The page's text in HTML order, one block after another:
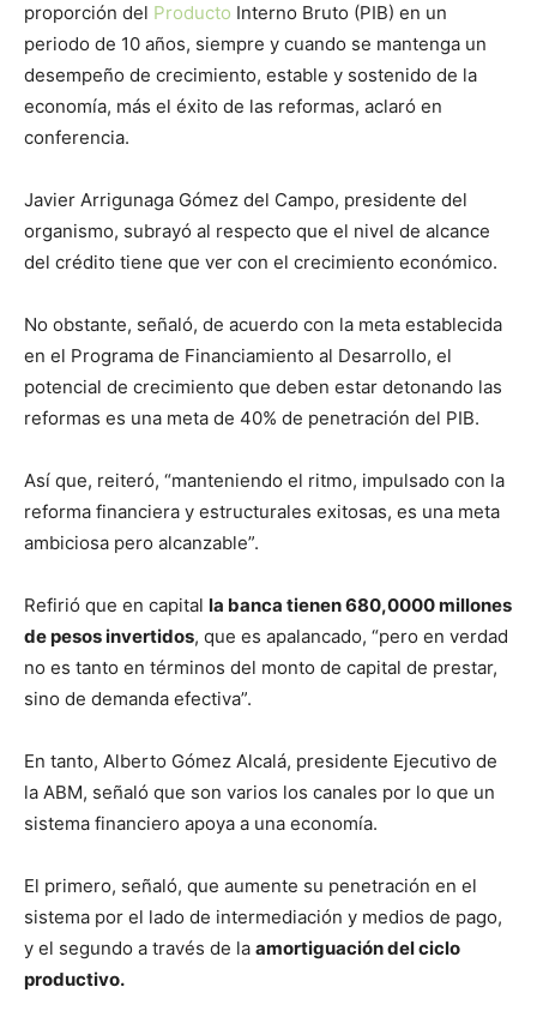
proporción del Producto Interno Bruto (PIB) en un
periodo de 10 años, siempre y cuando se mantenga un
desempeño de crecimiento, estable y sostenido de la
economía, más el éxito de las reformas, aclaró en
conferencia.
Javier Arrigunaga Gómez del Campo, presidente del
organismo, subrayó al respecto que el nivel de alcance
del crédito tiene que ver con el crecimiento económico.
No obstante, señaló, de acuerdo con la meta establecida
en el Programa de Financiamiento al Desarrollo, el
potencial de crecimiento que deben estar detonando las
reformas es una meta de 40% de penetración del PIB.
Así que, reiteró, “manteniendo el ritmo, impulsado con la
reforma financiera y estructurales exitosas, es una meta
ambiciosa pero alcanzable”.
Refirió que en capital la banca tienen 680,0000 millones
de pesos invertidos, que es apalancado, “pero en verdad
no es tanto en términos del monto de capital de prestar,
sino de demanda efectiva”.
En tanto, Alberto Gómez Alcalá, presidente Ejecutivo de
la ABM, señaló que son varios los canales por lo que un
sistema financiero apoya a una economía.
El primero, señaló, que aumente su penetración en el
sistema por el lado de intermediación y medios de pago,
y el segundo a través de la amortiguación del ciclo
productivo.